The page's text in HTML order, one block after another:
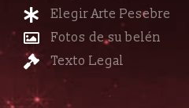
Elegir Arte Pesebre
Fotos de su belén
Texto Legal